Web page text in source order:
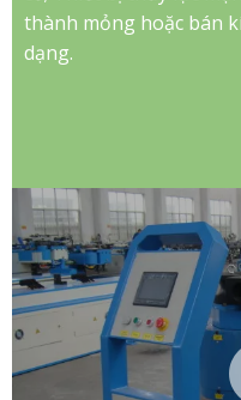
thành mỏng hoặc bán
dạng.​​​​​​